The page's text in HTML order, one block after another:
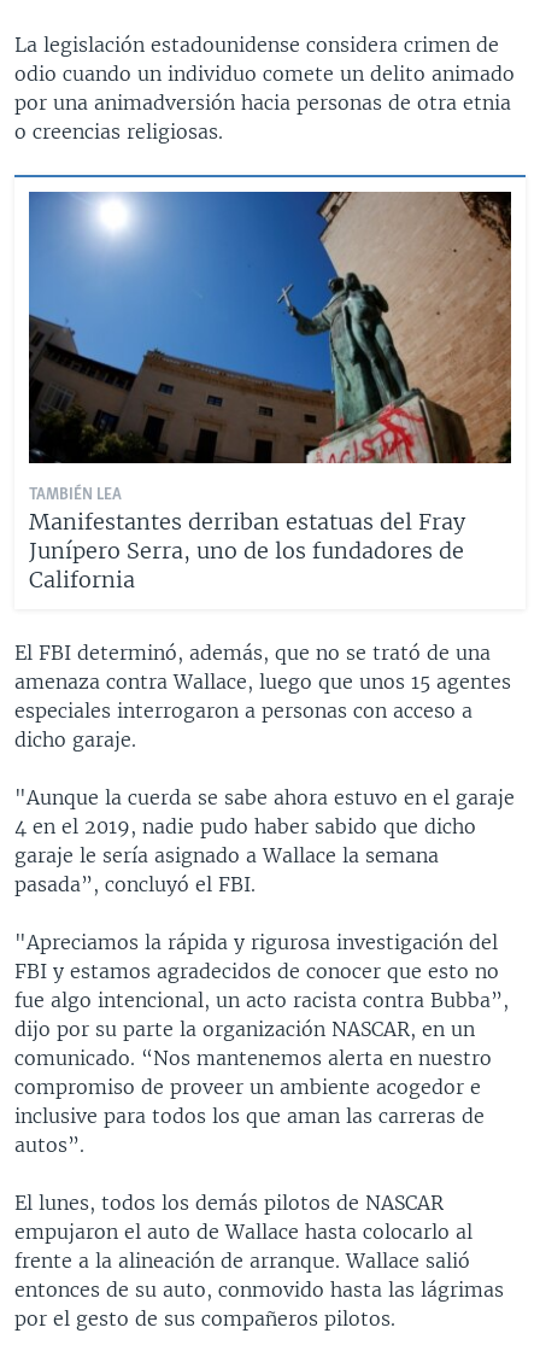
La legislación estadounidense considera crimen de
odio cuando un individuo comete un delito animado
por una animadversión hacia personas de otra etnia
o creencias religiosas.
TAMBIÉN LEA
Manifestantes derriban estatuas del Fray
Junípero Serra, uno de los fundadores de
California
El FBI determinó, además, que no se trató de una
amenaza contra Wallace, luego que unos 15 agentes
especiales interrogaron a personas con acceso a
dicho garaje.
"Aunque la cuerda se sabe ahora estuvo en el garaje
4 en el 2019, nadie pudo haber sabido que dicho
garaje le sería asignado a Wallace la semana
pasada”, concluyó el FBI.
"Apreciamos la rápida y rigurosa investigación del
FBI y estamos agradecidos de conocer que esto no
fue algo intencional, un acto racista contra Bubba”,
dijo por su parte la organización NASCAR, en un
comunicado. “Nos mantenemos alerta en nuestro
compromiso de proveer un ambiente acogedor e
inclusive para todos los que aman las carreras de
autos”.
El lunes, todos los demás pilotos de NASCAR
empujaron el auto de Wallace hasta colocarlo al
frente a la alineación de arranque. Wallace salió
entonces de su auto, conmovido hasta las lágrimas
por el gesto de sus compañeros pilotos.